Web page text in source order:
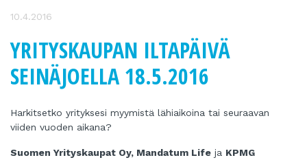
10.4.2016
YRITYSKAUPAN ILTAPÄIVÄ
SEINÄJOELLA 18.5.2016
Harkitsetko yrityksesi myymistä lähiaikoina tai seuraavan
viiden vuoden aikana?
Suomen Yrityskaupat Oy, Mandatum Life ja KPMG